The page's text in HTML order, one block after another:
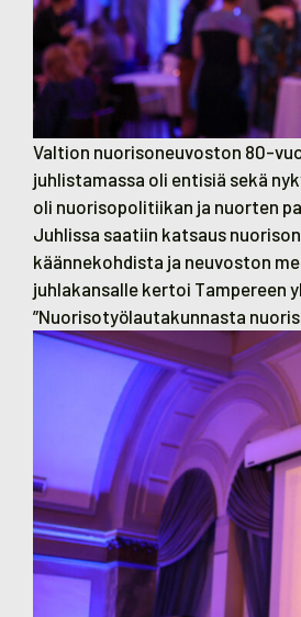
Valtion nuorisoneuvoston 80-
juhlistamassa oli entisiä sekä
oli nuorisopolitiikan ja nuorten
Juhlissa saatiin katsaus
käännekohdista ja neuvoston
juhlakansalle kertoi Tampereen
”Nuorisotyölautakunnasta
Yliopisto-opettaja Juha